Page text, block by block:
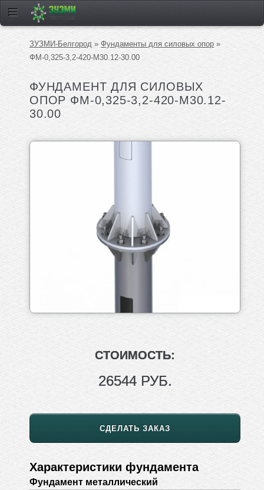
ЗУЗМИ-Белгород » Фундаменты для силовых опор »
ФМ-0,325-3,2-420-М30.12-30.00
ФУНДАМЕНТ ДЛЯ СИЛОВЫХ
ОПОР ФМ-0,325-3,2-420-М30.12-
30.00
СТОИМОСТЬ:
26544 РУБ.
СДЕЛАТЬ ЗАКАЗ
Характеристики фундамента
Фундамент металлический